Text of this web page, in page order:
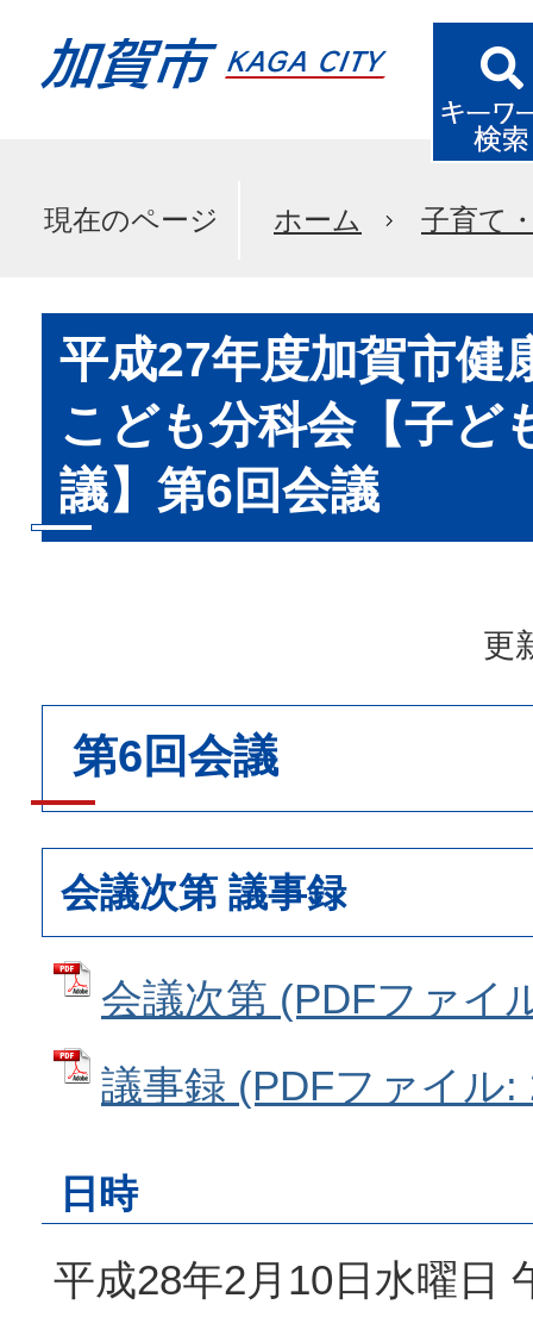
現在のページ ホーム 子育て
平成27年度加賀市健
こども分科会【子ど
議】第6回会議
更
第6回会議
会議次第 議事録
会議次第 (PDFファイ
議事録 (PDFファイル:
日時
平成28年2月10日水曜日